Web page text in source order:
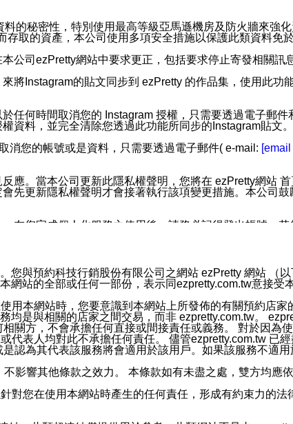
的秘密性，特別使用最高等級亞馬遜機房及防火牆來強
取的資產，本公司使用多項安全措施以保護此類資料免
公司ezPretty網站中要求更正，包括要求停止寄發相關訊
將Instagram的貼文同步到 ezPretty 的作品集，使用此功
任何時間取消您的 Instagram 授權，只需要透過電子郵
資料，並完全清除您透過此功能所同步的Instagram貼文。
消您的帳號或是資料，只需要透過電子郵件( e-mail:
應。當本公司更新此隱私權聲明，您將在 ezPretty網站
先更新隱私權聲明才會接著執行該項變更措施。本公司
在您完成個人化服務之使用後，請務必記得登出帳號。
宣傳本網站各項服務之資料或電子郵件供您參考。您能
/本服務好友，您仍可接收到通知型訊息。
告或其他目的的訊息皆不會被傳送。滿足以下三個條件
相符。
認證官方帳號的通知型訊息。
與預約科技行銷股份有限公司之網站 ezPretty 網站 （
站的全部或任何一部份，表示同ezpretty.com.tw意接受
用本網站時，您要意識到本網站上所發佈的有關預約店
是與相關的店家之間交易，而非 ezpretty.com.tw。
關方，不會承擔任何直接或間接責任或義務。 對於因為
代表人均對此不承擔任何責任。 儘管ezpretty.com.tw 已
認為其代表該服務將會適用於該用戶。如果該服務不適用
影響其他條款之效力。 本條款如有未盡之處，雙方均應
對您在使用本網站時產生的任何責任，形成有約束力的